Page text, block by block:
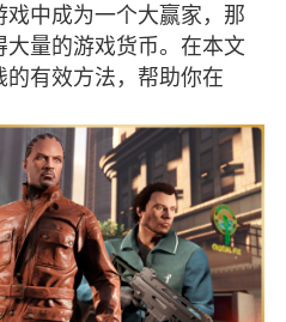
逃离塔科夫
战地5
中成为一个大赢家，那
量的游戏货币。在本文
有效方法，帮助你在